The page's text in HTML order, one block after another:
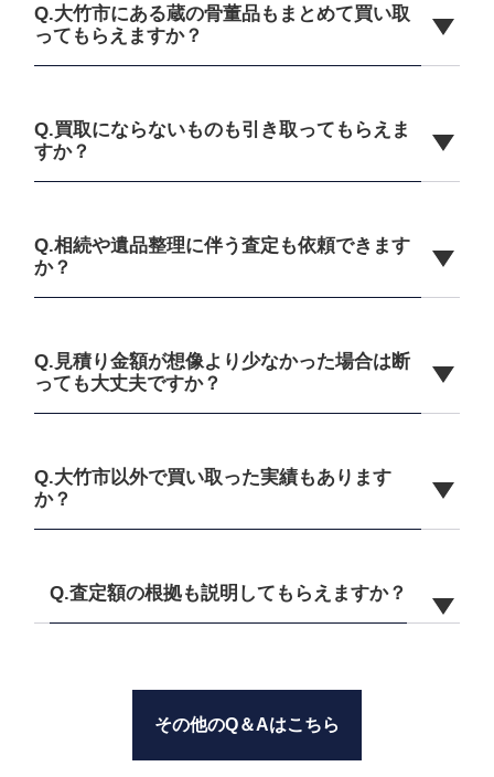
Q.大竹市にある蔵の骨董品もまとめて買い取
ってもらえますか？
Q.買取にならないものも引き取ってもらえま
すか？
Q.相続や遺品整理に伴う査定も依頼できます
か？
Q.見積り金額が想像より少なかった場合は断
っても大丈夫ですか？
Q.大竹市以外で買い取った実績もあります
か？
Q.査定額の根拠も説明してもらえますか？
その他のQ＆Aはこちら